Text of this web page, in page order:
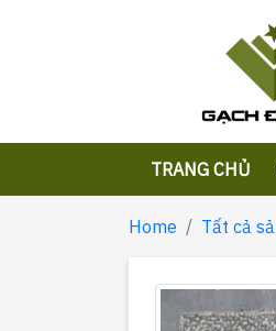
TRANG CHỦ
Home Tất cả